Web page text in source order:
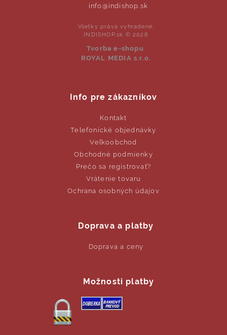
info@indishop.sk
Všetky práva vyhradené.
INDISHOP.sk © 2026
Tvorba e-shopu:
ROYAL MEDIA s.r.o.
Info pre zákazníkov
Kontakt
Telefonické objednávky
Veľkoobchod
Obchodné podmienky
Prečo sa registrovať?
Vrátenie tovaru
Ochrana osobných údajov
Doprava a platby
Doprava a ceny
Možnosti platby